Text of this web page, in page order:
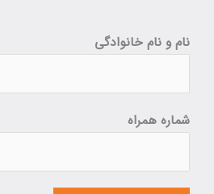
نام و نام خانوادگی
شماره همراه